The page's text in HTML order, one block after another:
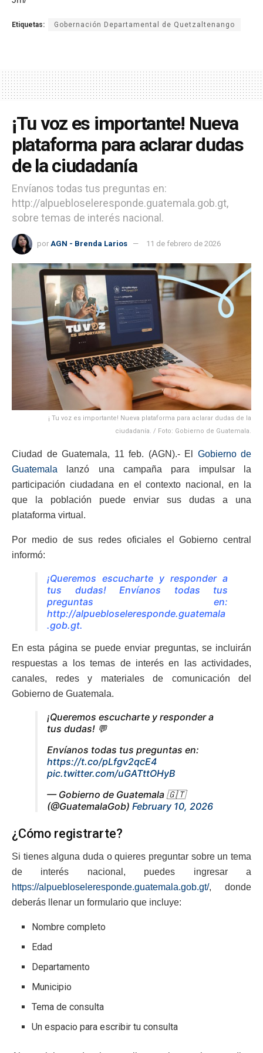
Etiquetas: Gobernación Departamental de Quetzaltenango
¡Tu voz es importante! Nueva
plataforma para aclarar dudas
de la ciudadanía
Envíanos todas tus preguntas en:
http://alpuebloseleresponde.guatemala.gob.gt,
sobre temas de interés nacional.
por AGN - Brenda Larios 11 de febrero de 2026
¡ Tu voz es importante! Nueva plataforma para aclarar dudas de la
ciudadanía. / Foto: Gobierno de Guatemala.
Ciudad de Guatemala, 11 feb. (AGN).- El Gobierno de
Guatemala lanzó una campaña para impulsar la
participación ciudadana en el contexto nacional, en la
que la población puede enviar sus dudas a una
plataforma virtual.
Por medio de sus redes oficiales el Gobierno central
informó:
¡Queremos escucharte y responder a
tus dudas! Envíanos todas tus
preguntas en:
http://alpuebloseleresponde.guatemala
.gob.gt.
En esta página se puede enviar preguntas, se incluirán
respuestas a los temas de interés en las actividades,
canales, redes y materiales de comunicación del
Gobierno de Guatemala.
¡Queremos escucharte y responder a
tus dudas! 💬
Envíanos todas tus preguntas en:
https://t.co/pLfgv2qcE4
pic.twitter.com/uGATttOHyB
— Gobierno de Guatemala 🇬🇹
(@GuatemalaGob) February 10, 2026
¿Cómo registrarte?
Si tienes alguna duda o quieres preguntar sobre un tema
de interés nacional, puedes ingresar a
https://alpuebloseleresponde.guatemala.gob.gt/, donde
deberás llenar un formulario que incluye:
Nombre completo
Edad
Departamento
Municipio
Tema de consulta
Un espacio para escribir tu consulta